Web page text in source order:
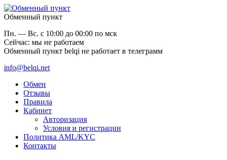
Обменный пункт
Пн. — Вс. с 10:00 до 00:00 по мск
Cейчас: мы не работаем
Обменный пункт belqi не работает в телеграмм
info@belqi.net
Обмен
Отзывы
Правила
Кабинет
Авторизация
Условия и регистрации
Политика AML/KYC
Контакты